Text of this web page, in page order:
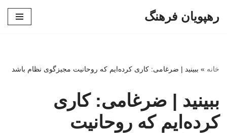
رهپویان فرهنگ
خانه » ببینید | ضرغامی: کاری کرده‌ایم که روحانیت مجیزگوی نظام باشد
ببینید | ضرغامی: کاری
کرده‌ایم که روحانیت